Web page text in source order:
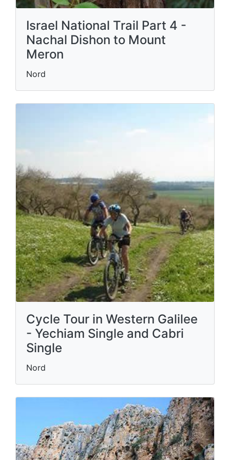
Israel National Trail Part 4 -
Nachal Dishon to Mount
Meron
Nord
Cycle Tour in Western Galilee
- Yechiam Single and Cabri
Single
Nord